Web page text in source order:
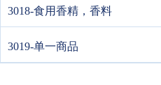
3018-食用香精，香料
3019-单一商品